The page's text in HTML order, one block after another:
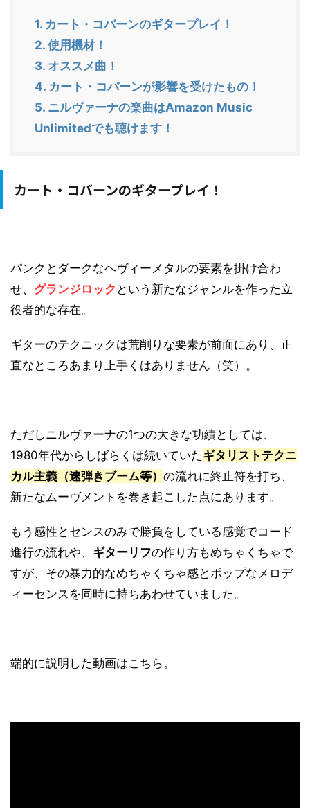
1. カート・コバーンのギタープレイ！
2. 使用機材！
3. オススメ曲！
4. カート・コバーンが影響を受けたもの！
5. ニルヴァーナの楽曲はAmazon Music
Unlimitedでも聴けます！
カート・コバーンのギタープレイ！
パンクとダークなヘヴィーメタルの要素を掛け合わ
せ、 グランジロック という新たなジャンルを作った立
役者的な存在。
ギターのテクニックは荒削りな要素が前面にあり、正
直なところあまり上手くはありません（笑）。
ただしニルヴァーナの1つの大きな功績としては、
1980年代からしばらくは続いていたギタリストテクニ
カル主義（速弾きブーム等） の流れに終止符を打ち、
新たなムーヴメントを巻き起こした点にあります。
もう感性とセンスのみで勝負をしている感覚でコード
進行の流れや、 ギターリフの作り方もめちゃくちゃで
すが、その暴力的なめちゃくちゃ感とポップなメロデ
ィーセンスを同時に持ちあわせていました。
端的に説明した動画はこちら。